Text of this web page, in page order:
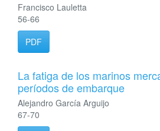
Francisco Lauletta
56-66
PDF
La fatiga de los marinos
períodos de embarque
Alejandro García Arguijo
67-70